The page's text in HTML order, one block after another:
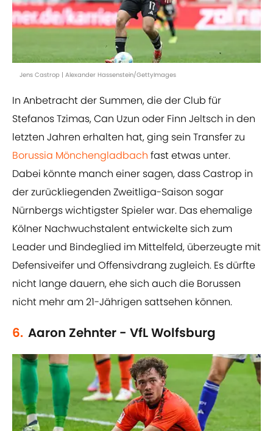
Jens Castrop | Alexander Hassenstein/GettyImages
In Anbetracht der Summen, die der Club für
Stefanos Tzimas, Can Uzun oder Finn Jeltsch in den
letzten Jahren erhalten hat, ging sein Transfer zu
Borussia Mönchengladbach fast etwas unter.
Dabei könnte manch einer sagen, dass Castrop in
der zurückliegenden Zweitliga-Saison sogar
Nürnbergs wichtigster Spieler war. Das ehemalige
Kölner Nachwuchstalent entwickelte sich zum
Leader und Bindeglied im Mittelfeld, überzeugte mit
Defensiveifer und Offensivdrang zugleich. Es dürfte
nicht lange dauern, ehe sich auch die Borussen
nicht mehr am 21-Jährigen sattsehen können.
6. Aaron Zehnter - VfL Wolfsburg